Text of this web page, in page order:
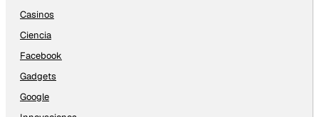
Casinos
Ciencia
Facebook
Gadgets
Google